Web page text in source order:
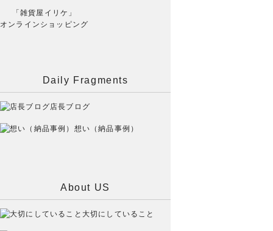
「雑貨屋イリケ」
オンラインショッピング
Daily Fragments
店長ブログ
想い（納品事例）
About US
大切にしていること